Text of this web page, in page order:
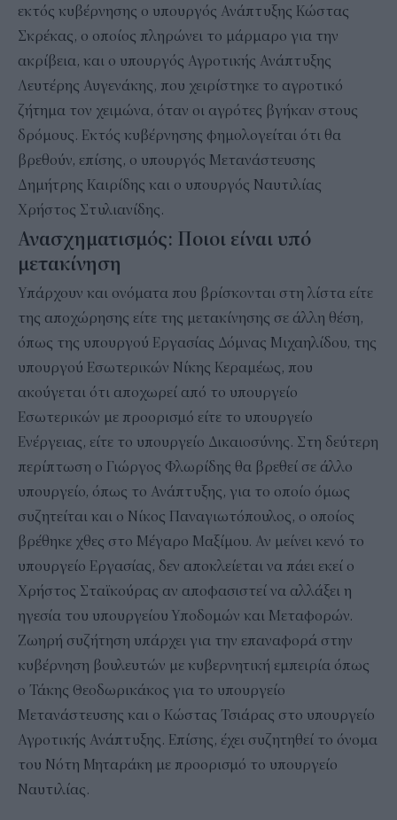
εκτός κυβέρνησης ο υπουργός Ανάπτυξης Κώστας
Σκρέκας, ο οποίος πληρώνει το μάρμαρο για την
ακρίβεια, και ο υπουργός Αγροτικής Ανάπτυξης
Λευτέρης Αυγενάκης, που χειρίστηκε το αγροτικό
ζήτημα τον χειμώνα, όταν οι αγρότες βγήκαν στους
δρόμους. Εκτός κυβέρνησης φημολογείται ότι θα
βρεθούν, επίσης, ο υπουργός Μετανάστευσης
Δημήτρης Καιρίδης και ο υπουργός Ναυτιλίας
Χρήστος Στυλιανίδης.
Ανασχηματισμός: Ποιοι είναι υπό
μετακίνηση
Υπάρχουν και ονόματα που βρίσκονται στη λίστα είτε
της αποχώρησης είτε της μετακίνησης σε άλλη θέση,
όπως της υπουργού Εργασίας Δόμνας Μιχαηλίδου, της
υπουργού Εσωτερικών Νίκης Κεραμέως, που
ακούγεται ότι αποχωρεί από το υπουργείο
Εσωτερικών με προορισμό είτε το υπουργείο
Ενέργειας, είτε το υπουργείο Δικαιοσύνης. Στη δεύτερη
περίπτωση ο Γιώργος Φλωρίδης θα βρεθεί σε άλλο
υπουργείο, όπως το Ανάπτυξης, για το οποίο όμως
συζητείται και ο Νίκος Παναγιωτόπουλος, ο οποίος
βρέθηκε χθες στο Μέγαρο Μαξίμου. Αν μείνει κενό το
υπουργείο Εργασίας, δεν αποκλείεται να πάει εκεί ο
Χρήστος Σταϊκούρας αν αποφασιστεί να αλλάξει η
ηγεσία του υπουργείου Υποδομών και Μεταφορών.
Ζωηρή συζήτηση υπάρχει για την επαναφορά στην
κυβέρνηση βουλευτών με κυβερνητική εμπειρία όπως
ο Τάκης Θεοδωρικάκος για το υπουργείο
Μετανάστευσης και ο Κώστας Τσιάρας στο υπουργείο
Αγροτικής Ανάπτυξης. Επίσης, έχει συζητηθεί το όνομα
του Νότη Μηταράκη με προορισμό το υπουργείο
Ναυτιλίας.